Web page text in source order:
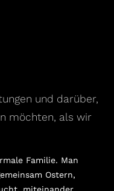
und darüber,
möchten, als wir
Familie. Man
Ostern,